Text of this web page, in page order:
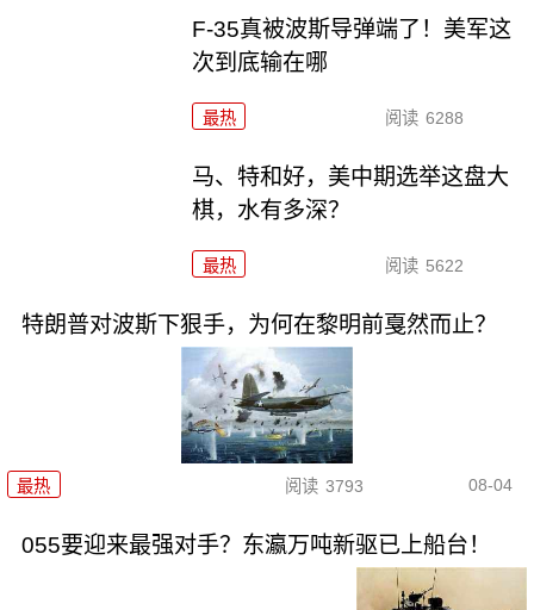
F-35真被波斯导弹端了！美军这
次到底输在哪
最热 阅读 6288
马、特和好，美中期选举这盘大
棋，水有多深？
最热 阅读 5622
特朗普对波斯下狠手，为何在黎明前戛然而止？
最热 阅读 3793 08-04
055要迎来最强对手？东瀛万吨新驱已上船台！